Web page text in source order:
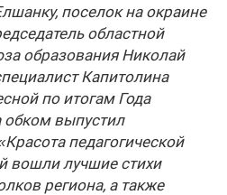
поселок на окраине
областной
образования Николай
Капитолина
по итогам Года
обком выпустил
педагогической
вошли лучшие стихи
региона, а также